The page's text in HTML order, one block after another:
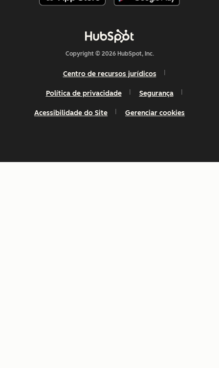
Copyright © 2026 HubSpot, Inc.
Centro de recursos jurídicos
Política de privacidade Segurança
Acessibilidade do Site Gerenciar cookies